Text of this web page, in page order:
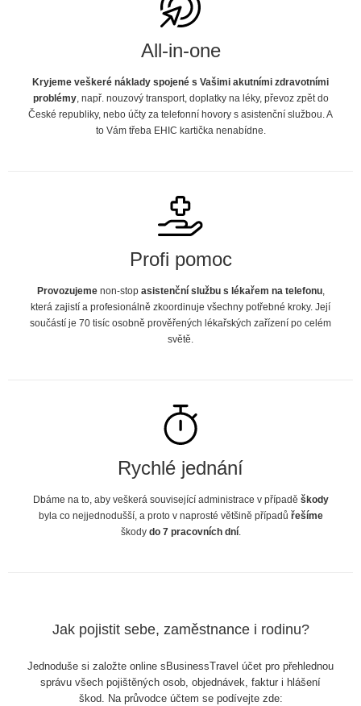
All-in-one
Kryjeme veškeré náklady spojené s Vašimi akutními zdravotními
problémy, např. nouzový transport, doplatky na léky, převoz zpět do
České republiky, nebo účty za telefonní hovory s asistenční službou. A
to Vám třeba EHIC kartička nenabídne.
Profi pomoc
Provozujeme non-stop asistenční službu s lékařem na telefonu,
která zajistí a profesionálně zkoordinuje všechny potřebné kroky. Její
součástí je 70 tisíc osobně prověřených lékařských zařízení po celém
světě.
Rychlé jednání
Dbáme na to, aby veškerá související administrace v případě škody
byla co nejjednodušší, a proto v naprosté většině případů řešíme
škodydo 7 pracovních dní.
Jak pojistit sebe, zaměstnance i rodinu?
Jednoduše si založte online sBusinessTravel účet pro přehlednou
správu všech pojištěných osob, objednávek, faktur i hlášení
škod. Na průvodce účtem se podívejte zde: